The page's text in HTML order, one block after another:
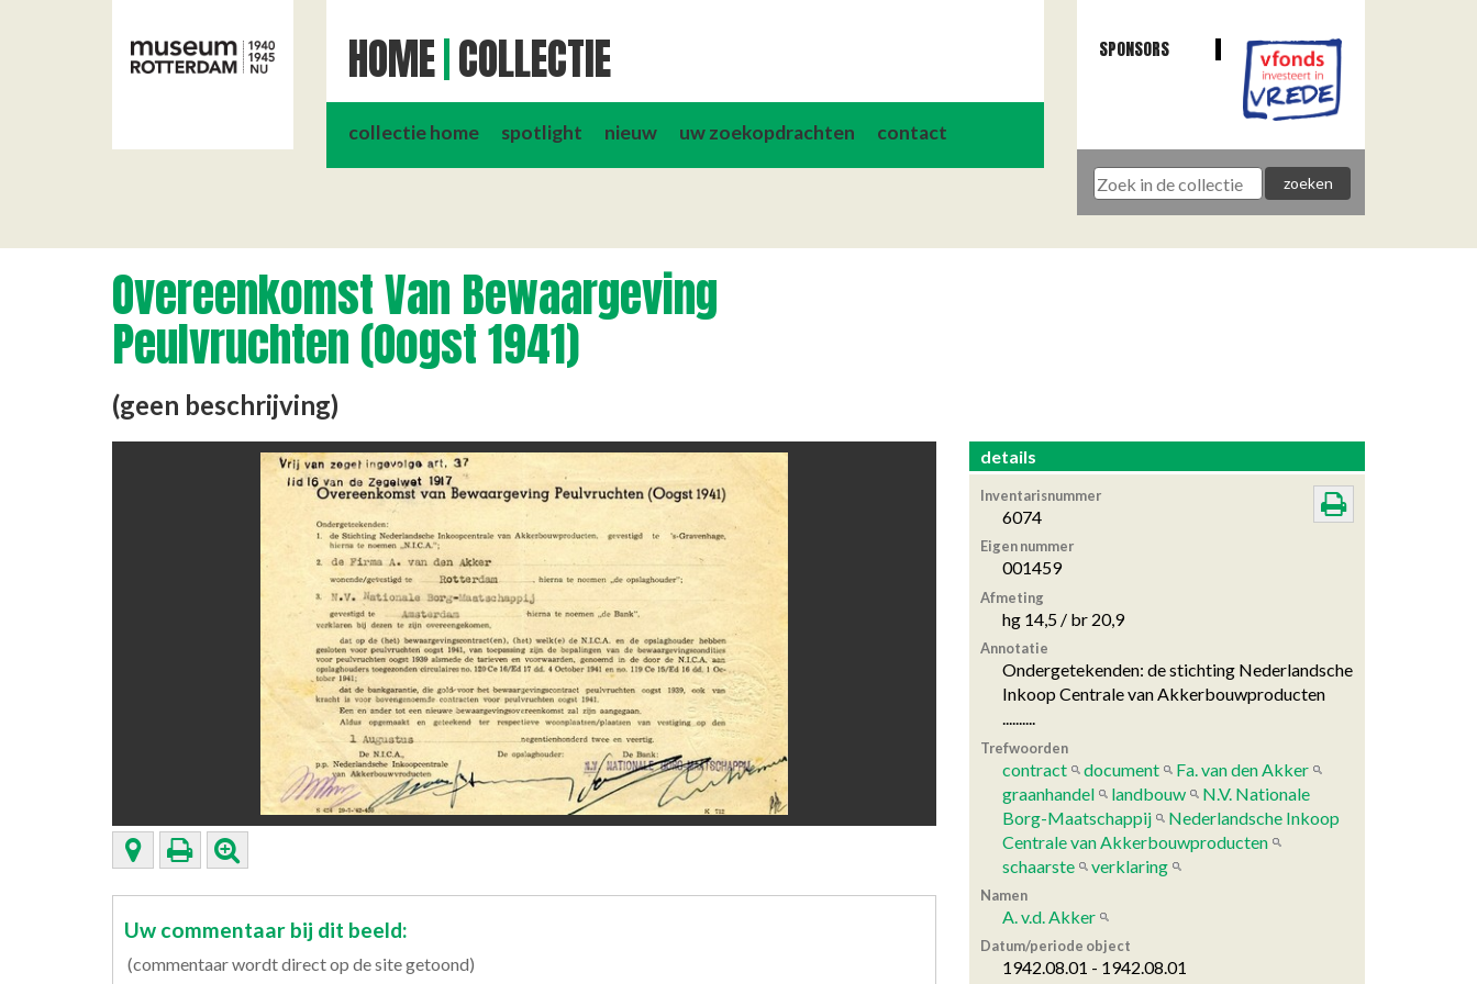
HOME COLLECTIE
collectie home spotlight nieuw uw zoekopdrachten contact
SPONSORS
Overeenkomst Van Bewaargeving
Peulvruchten (Oogst 1941)
(geen beschrijving)
Uw commentaar bij dit beeld:
(commentaar wordt direct op de site getoond)
details
Inventarisnummer
6074
Eigen nummer
001459
Afmeting
hg 14,5 / br 20,9
Annotatie
Ondergetekenden: de stichting Nederlandsche
Inkoop Centrale van Akkerbouwproducten
..........
Trefwoorden
contract document
Fa. van den Akker
graanhandel
landbouw
N.V. Nationale
Borg-Maatschappij
Nederlandsche Inkoop
Centrale van Akkerbouwproducten
schaarste
verklaring
Namen
A. v.d. Akker
Datum/periode object
1942.08.01 - 1942.08.01